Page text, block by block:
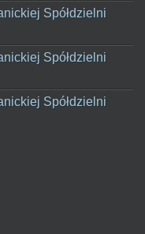
Spółdzielni
Spółdzielni
Spółdzielni